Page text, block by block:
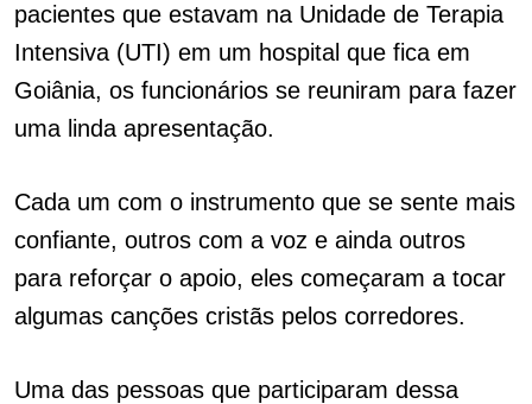
pacientes que estavam na Unidade de Terapia
Intensiva (UTI) em um hospital que fica em
Goiânia, os funcionários se reuniram para fazer
uma linda apresentação.
Cada um com o instrumento que se sente mais
confiante, outros com a voz e ainda outros
para reforçar o apoio, eles começaram a tocar
algumas canções cristãs pelos corredores.
Uma das pessoas que participaram dessa